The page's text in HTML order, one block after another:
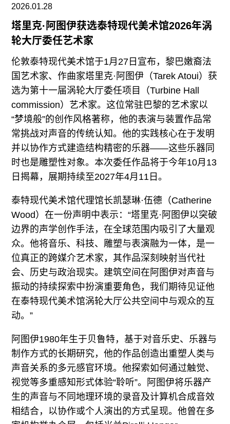
2026.01.28
塔里克·阿图伊获选泰特现代美术馆2026年涡
轮大厅委任艺术家
伦敦泰特现代美术馆于1月27日宣布，黎巴嫩裔法
国艺术家、作曲家塔里克·阿图伊（Tarek Atoui）获
选为第十一届涡轮大厅委任项目（Turbine Hall
commission）艺术家。这位常驻巴黎的艺术家以
“梦境般”的创作风格著称，他的表演与装置作品常
常挑战对声音的传统认知。他的实践核心在于发明
并以协作方式建造结构精密的乐器——这些乐器同
时也是雕塑性对象。本次委任作品将于今年10月13
日揭幕，展期持续至2027年4月11日。
泰特现代美术馆代理馆长凯瑟琳·伍德（Catherine
Wood）在一份声明中表示：“塔里克·阿图伊以突破
边界的声学创作手法，在全球范围内吸引了大量观
众。他将音乐、科技、雕塑与表演融为一体，是一
位真正的跨媒介艺术家，其作品深刻映射当代社
会、历史与政治现实。建筑空间在阿图伊对声音与
振动的持续探索中扮演重要角色，我们期待见证他
在泰特现代美术馆涡轮大厅公共空间中与观众的互
动。”
阿图伊1980年生于贝鲁特，基于对音乐史、乐器与
制作方式的长期研究，他的作品创造出重塑人类与
声音关系的多元感官环境。他探索如何通过触觉、
视觉等多重感知形式体验“聆听”。阿图伊将乐器产
生的声音与不同地理环境的录音及计算机合成音效
相结合，以协作或个人演出的方式呈现。他曾在多